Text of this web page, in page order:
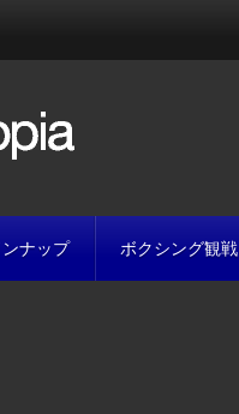
ナップ ボクシング観戦